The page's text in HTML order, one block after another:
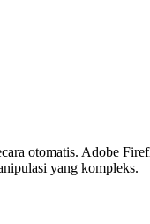
otomatis. Adobe
yang kompleks.